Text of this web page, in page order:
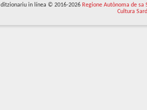
ditzionariu in línea © 2016-2026 Regione Autònoma de sa
Cultura